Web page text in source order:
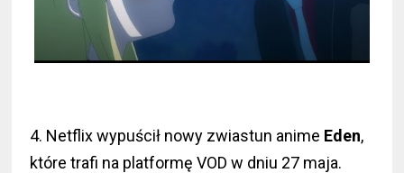
4. Netflix wypuścił nowy zwiastun anime Eden,
które trafi na platformę VOD w dniu 27 maja.